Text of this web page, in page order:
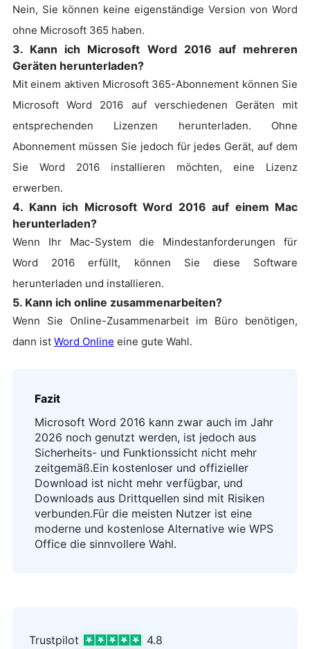
Nein, Sie können keine eigenständige Version von Word
ohne Microsoft 365 haben.
3. Kann ich Microsoft Word 2016 auf mehreren
Geräten herunterladen?
Mit einem aktiven Microsoft 365-Abonnement können Sie
Microsoft Word 2016 auf verschiedenen Geräten mit
entsprechenden Lizenzen herunterladen. Ohne
Abonnement müssen Sie jedoch für jedes Gerät, auf dem
Sie Word 2016 installieren möchten, eine Lizenz
erwerben.
4. Kann ich Microsoft Word 2016 auf einem Mac
herunterladen?
Wenn Ihr Mac-System die Mindestanforderungen für
Word 2016 erfüllt, können Sie diese Software
herunterladen und installieren.
5. Kann ich online zusammenarbeiten?
Wenn Sie Online-Zusammenarbeit im Büro benötigen,
dann ist Word Online eine gute Wahl.
Fazit
Microsoft Word 2016 kann zwar auch im Jahr
2026 noch genutzt werden, ist jedoch aus
Sicherheits- und Funktionssicht nicht mehr
zeitgemäß.Ein kostenloser und offizieller
Download ist nicht mehr verfügbar, und
Downloads aus Drittquellen sind mit Risiken
verbunden.Für die meisten Nutzer ist eine
moderne und kostenlose Alternative wie WPS
Office die sinnvollere Wahl.
Trustpilot 4.8